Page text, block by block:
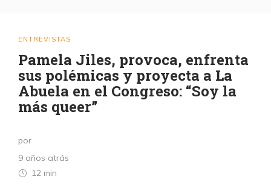
ENTREVISTAS
Pamela Jiles, provoca, enfrenta
sus polémicas y proyecta a La
Abuela en el Congreso: “Soy la
más queer”
por
9 años atrás
12 min